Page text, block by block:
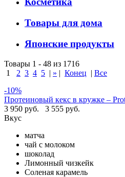
Товары для дома
Японские продукты
Товары 1 - 48 из 1716
1
2 3 4 5 | » | Конец | Все
-10%
Протеиновый кекс в кружке –
3 950 руб.
3 555 руб.
Вкус
матча
чай с молоком
шоколад
Лимонный чизкейк
Соленая карамель